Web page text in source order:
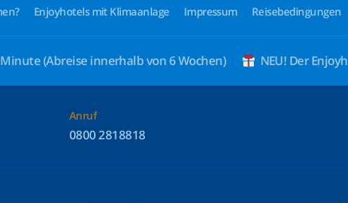
Enjoyhotels mit Klimaanlage Impressum Reisebedingungen
(Abreise innerhalb von 6 Wochen) NEU! Der
Anruf
0800 2818818